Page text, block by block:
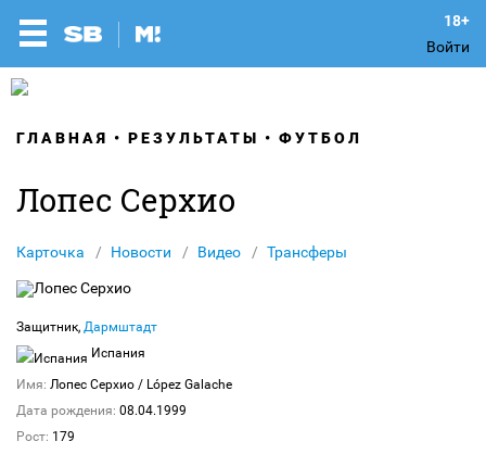
Войти
ГЛАВНАЯ РЕЗУЛЬТАТЫ ФУТБОЛ
Лопес Серхио
Карточка Новости Видео Трансферы
Защитник, Дармштадт
Испания
Имя: Лопес Серхио / López Galache
Дата рождения: 08.04.1999
Рост: 179